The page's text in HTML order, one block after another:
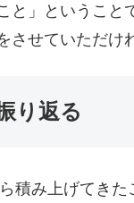
と」というこ
せていただけ
り返る
積み上げてき